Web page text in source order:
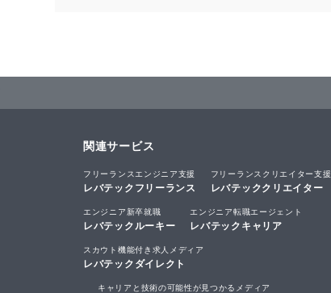
関連サービス
フリーランスエンジニア支援
レバテックフリーランス
フリーランスクリエイター支援
レバテッククリエイター
エンジニア新卒就職
レバテックルーキー
エンジニア転職エージェント
レバテックキャリア
スカウト機能付き求人メディア
レバテックダイレクト
キャリアと技術の可能性が見つかるメディア